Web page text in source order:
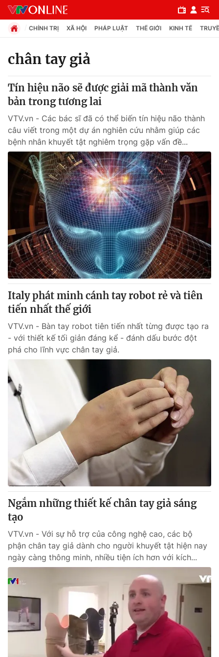
Chuyên mục
Chính trị
Xã hội
Pháp luật
Thế giới
Tin tức
Thế giới đó đây
Câu chuyện quốc tế
Kinh tế
Tài chính
Thị trường
Góc doanh nghiệp
Dữ liệu và đời sống
Truyền hình
Hậu trường
Nhân vật
Khán giả
Giải sao mai
Giải trí
Điện ảnh
Sao
Đời sống
Du lịch
Làm đẹp
Chất lượng cuộc sống
Giáo dục
Tuyển sinh
Học trực tuyến
Công nghệ
Hitech Công nghệ tương lai
Sản phẩm
Thị trường
Tư vấn
Giao lưu trực tuyến
Lịch phát sóng
Chuyên mục khác
Emagazine
Photo Infographic
Video Shorts video
VTV Money VTV Thể thao
VTV Sức khoẻ Bất động sản
CHÍNH TRỊ XÃ HỘI PHÁP LUẬT THẾ GIỚI KINH TẾ
chân tay giả
Tín hiệu não sẽ được giải mã thành văn
bản trong tương lai
VTV.vn - Các bác sĩ đã có thể biến tín hiệu não thành
câu viết trong một dự án nghiên cứu nhằm giúp các
bệnh nhân khuyết tật nghiêm trọng gặp vấn đề...
Italy phát minh cánh tay robot rẻ và tiên
tiến nhất thế giới
VTV.vn - Bàn tay robot tiên tiến nhất từng được tạo ra
- với thiết kế tối giản đáng kể - đánh dấu bước đột
phá cho lĩnh vực chân tay giả.
Ngắm những thiết kế chân tay giả sáng
tạo
VTV.vn - Với sự hỗ trợ của công nghệ cao, các bộ
phận chân tay giả dành cho người khuyết tật hiện nay
ngày càng thông minh, nhiều tiện ích hơn với kích...